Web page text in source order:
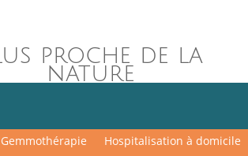
proche de la
nature
Gemmothérapie
Hospitalisation à domicile